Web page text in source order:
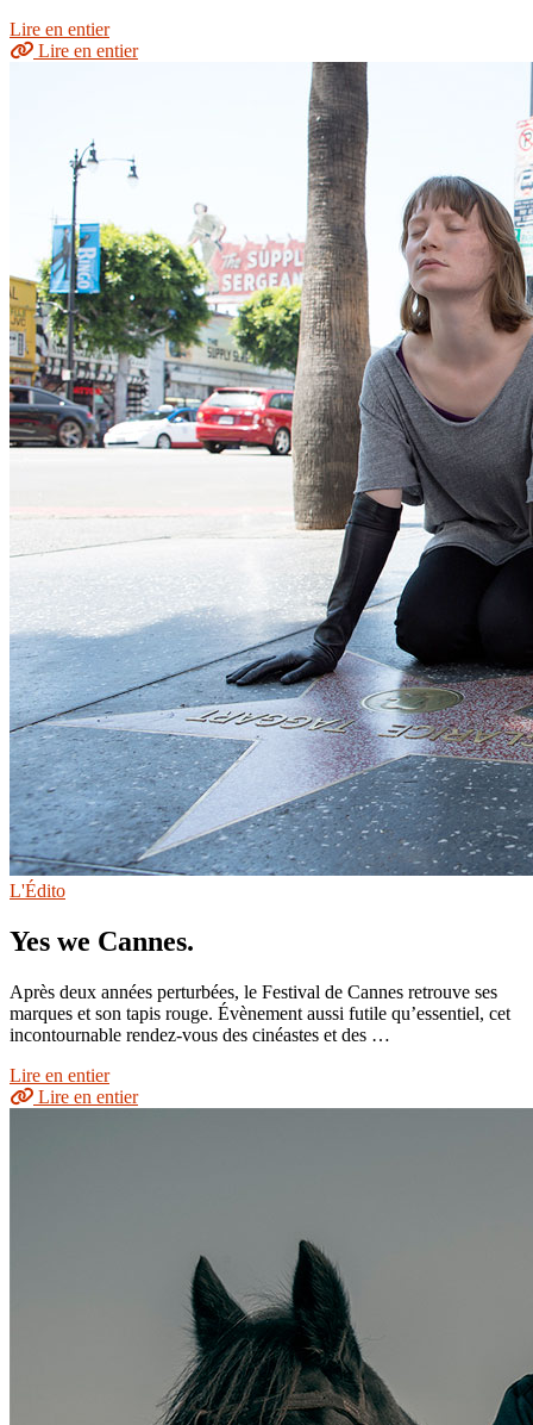
Lire en entier
Lire en entier
L'Édito
Yes we Cannes.
Après deux années perturbées, le Festival de Cannes retrouve ses
marques et son tapis rouge. Évènement aussi futile qu’essentiel, cet
incontournable rendez-vous des cinéastes et des …
Lire en entier
Lire en entier